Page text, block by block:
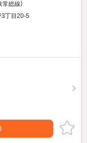
常総線）
3丁目20-5